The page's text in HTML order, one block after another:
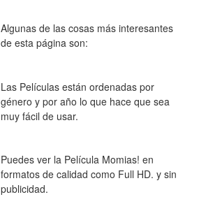
Algunas de las cosas más interesantes
de esta página son:
Las Películas están ordenadas por
género y por año lo que hace que sea
muy fácil de usar.
Puedes ver la Película Momias! en
formatos de calidad como Full HD. y sin
publicidad.